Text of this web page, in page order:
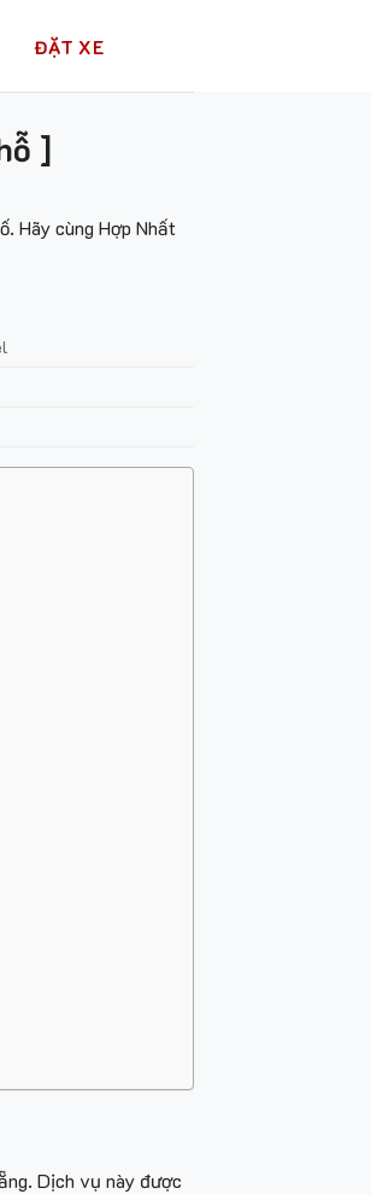
ĐẶT XE
]
Hãy cùng Hợp Nhất
Dịch vụ này được